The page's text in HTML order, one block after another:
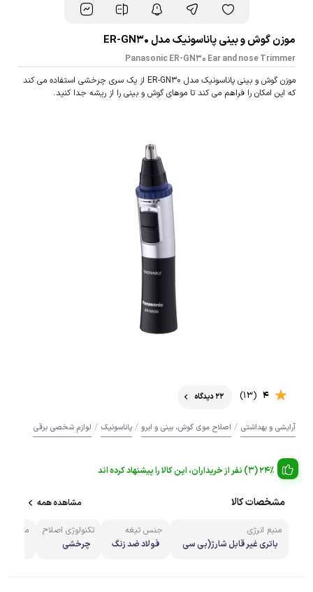
موزن گوش و بینی پاناسونیک مدل ER-GN30
Panasonic ER-GN30 Ear and nose Trimmer
موزن گوش و بینی پاناسونیک مدل ER-GN30 از یک سری چرخشی استفاده می کند
که این امکان را فراهم می کند تا موهای گوش و بینی را از ریشه جدا کنید.
4
(13) 22 دیدگاه
آرایشی و بهداشتی / اصلاح موی گوش، بینی و ابرو / پاناسونیک / لوازم شخصی برقی
24% (3) نفر از خریداران، این کالا را پیشنهاد کرده اند
مشخصات کالا مشاهده همه
منبع انرژی
باتری غیر قابل شارژ(بی سی
جنس تیغه
فولاد ضد زنگ
تکنولوژی اصلاح
چرخشی
مدت